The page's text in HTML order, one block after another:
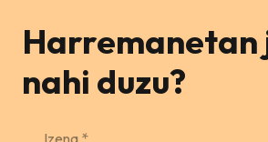
nahi duzu?